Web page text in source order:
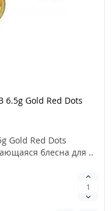
Gold Red Dots
Gold Red Dots
блесна для ..